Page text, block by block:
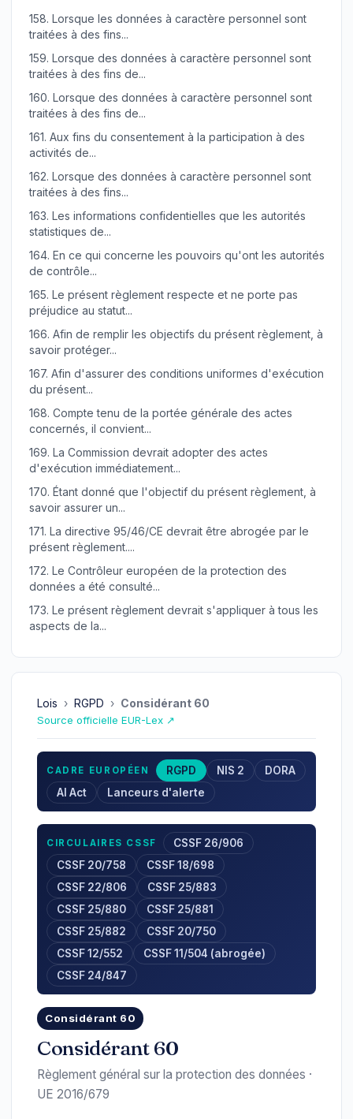
158. Lorsque les données à caractère personnel sont
traitées à des fins...
159. Lorsque des données à caractère personnel sont
traitées à des fins de...
160. Lorsque des données à caractère personnel sont
traitées à des fins de...
161. Aux fins du consentement à la participation à des
activités de...
162. Lorsque des données à caractère personnel sont
traitées à des fins...
163. Les informations confidentielles que les autorités
statistiques de...
164. En ce qui concerne les pouvoirs qu'ont les autorités
de contrôle...
165. Le présent règlement respecte et ne porte pas
préjudice au statut...
166. Afin de remplir les objectifs du présent règlement, à
savoir protéger...
167. Afin d'assurer des conditions uniformes d'exécution
du présent...
168. Compte tenu de la portée générale des actes
concernés, il convient...
169. La Commission devrait adopter des actes
d'exécution immédiatement...
170. Étant donné que l'objectif du présent règlement, à
savoir assurer un...
171. La directive 95/46/CE devrait être abrogée par le
présent règlement....
172. Le Contrôleur européen de la protection des
données a été consulté...
173. Le présent règlement devrait s'appliquer à tous les
aspects de la...
Lois › RGPD › Considérant 60
Source officielle EUR-Lex ↗
CADRE EUROPÉEN RGPD NIS 2
DORA
AI Act
Lanceurs d'alerte
CIRCULAIRES CSSF
CSSF 26/906
CSSF 20/758
CSSF 18/698
CSSF 22/806
CSSF 25/883
CSSF 25/880
CSSF 25/881
CSSF 25/882
CSSF 20/750
CSSF 12/552
CSSF 11/504 (abrogée)
CSSF 24/847
Considérant 60
Considérant 60
Règlement général sur la protection des données ·
UE 2016/679